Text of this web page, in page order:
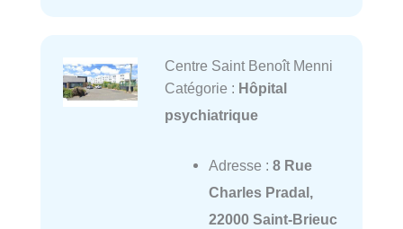
Centre Saint Benoît Menni
Catégorie : Hôpital
psychiatrique
Adresse : 8 Rue
Charles Pradal,
22000 Saint-Brieuc